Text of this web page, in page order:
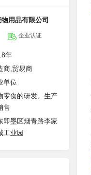
用品有限公司
企业认证
年
商,贸易商
单位
零食的研发、生产
售
即墨区烟青路李家
工业园